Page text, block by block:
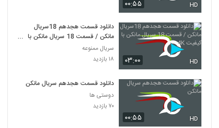
۰۰:۵۵ HD
۰۳:۰۰ HD
دانلود قسمت هجدهم 18سریال
مانکن / قسمت 18 سریال مانکن با
کیفیت 4K
سریال ممنوعه
۱۸ بازدید
۰۰:۵۵ HD
دانلود قسمت هجدهم سریال مانکن
دوستی ها
۷۰ بازدید